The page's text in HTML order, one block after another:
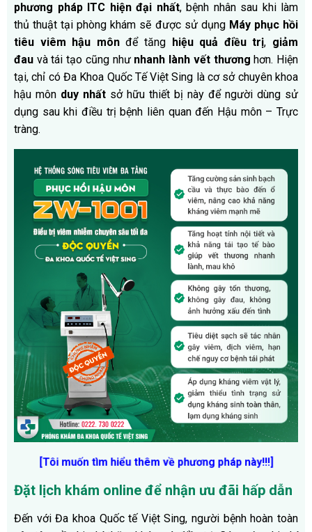
phương pháp ITC hiện đại nhất, bệnh nhân sau khi làm
thủ thuật tại phòng khám sẽ được sử dụng Máy phục hồi
tiêu viêm hậu mônđể tăng hiệu quả điều trị, giảm
đau và tái tạo cũng như nhanh lành vết thương hơn. Hiện
tại, chỉ có Đa Khoa Quốc Tế Việt Sing là cơ sở chuyên khoa
hậu môn duy nhất sở hữu thiết bị này để người dùng sử
dụng sau khi điều trị bệnh liên quan đến Hậu môn – Trực
tràng.
[Tôi muốn tìm hiểu thêm về phương pháp này!!!]
Đặt lịch khám online để nhận ưu đãi hấp dẫn
Đến với Đa khoa Quốc tế Việt Sing, người bệnh hoàn toàn